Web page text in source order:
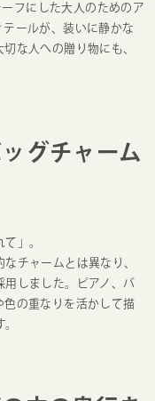
フにした大人のためのア
ールが、装いに静かな
な人への贈り物にも、
グチャーム
」。
チャームとは異なり、
しました。ピアノ、バ
の重なりを活かして描